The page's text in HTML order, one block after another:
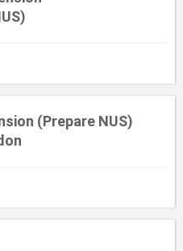
(Prepare NUS)